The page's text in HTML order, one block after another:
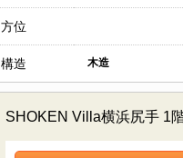
方位
構造 木造
SHOKEN Villa横浜尻手 1